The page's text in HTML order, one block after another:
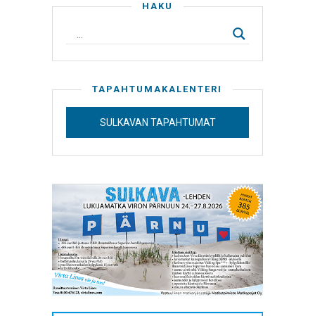
HAKU
TAPAHTUMAKALENTERI
SULKAVAN TAPAHTUMAT